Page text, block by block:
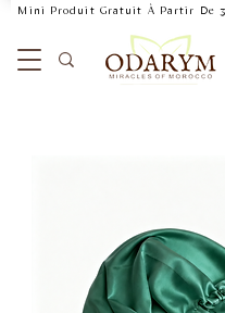
Mini Produit Gratuit À Partir De